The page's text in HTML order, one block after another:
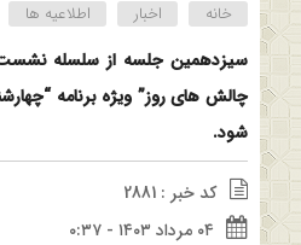
خانه اخبار اطلاعیه ها
سیزدهمین جلسه از سلسله
چالش های روز” ویژه برنامه
شود.
کد خبر : 2881
۰۴ مرداد ۱۴۰۳ - ۰:۳۷